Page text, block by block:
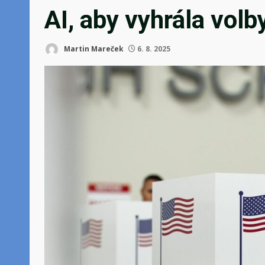
AI, aby vyhrála
Martin Mareček 6. 8. 2025